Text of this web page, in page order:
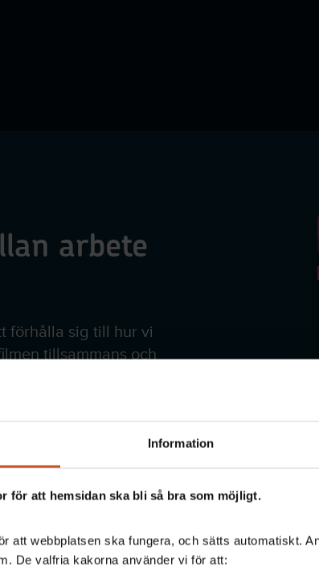
Information
för att hemsidan ska bli så bra som möjligt.
att webbplatsen ska fungera, och sätts automatiskt.
De valfria kakorna använder vi för att:
arbete
förhålla sig till hur vi
tillsammans och
i din arbetsgrupp